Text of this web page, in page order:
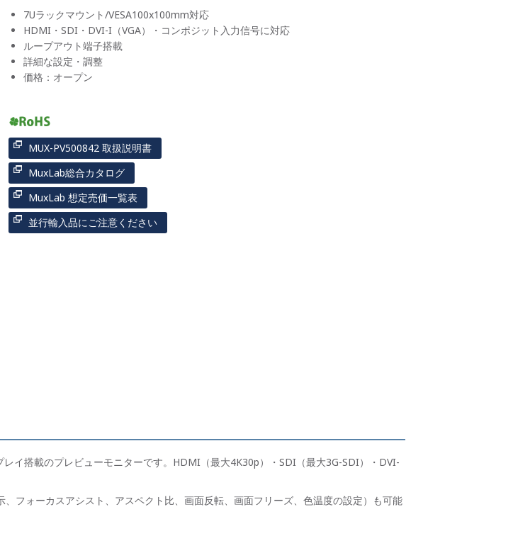
7Uラックマウント/VESA100x100mm対応
HDMI・SDI・DVI-I（VGA）・コンポジット入力信号に対応
ループアウト端子搭載
詳細な設定・調整
価格：オープン
MUX-PV500842 取扱説明書
MuxLab総合カタログ
MuxLab 想定売価一覧表
並行輸入品にご注意ください
イ搭載のプレビューモニターです。HDMI（最大4K30p）・SDI（最大3G-SDI）・DVI-
フォーカスアシスト、アスペクト比、画面反転、画面フリーズ、色温度の設定）も可能